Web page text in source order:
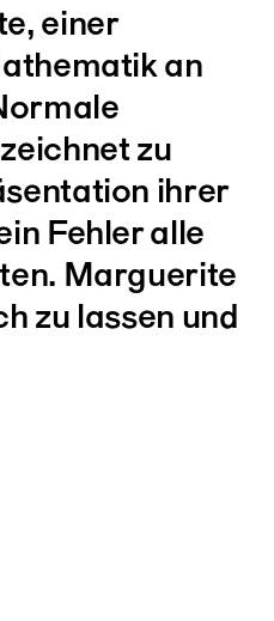
einer
an
zu
ihrer
Fehler alle
Marguerite
zu lassen und